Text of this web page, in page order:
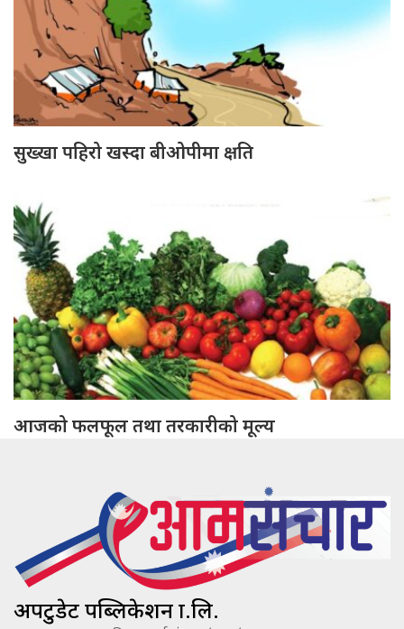
सुख्खा पहिरो खस्दा बीओपीमा क्षति
आजको फलफूल तथा तरकारीको मूल्य
अपटुडेट पब्लिकेशन प्रा.लि.